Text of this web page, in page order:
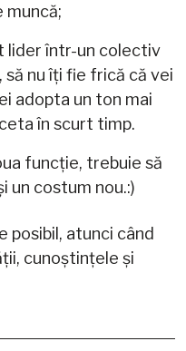
muncă;
lider într-un colectiv
nu îți fie frică că vei
adopta un ton mai
în scurt timp.
funcție, trebuie să
un costum nou.:)
posibil, atunci când
cunoștințele și